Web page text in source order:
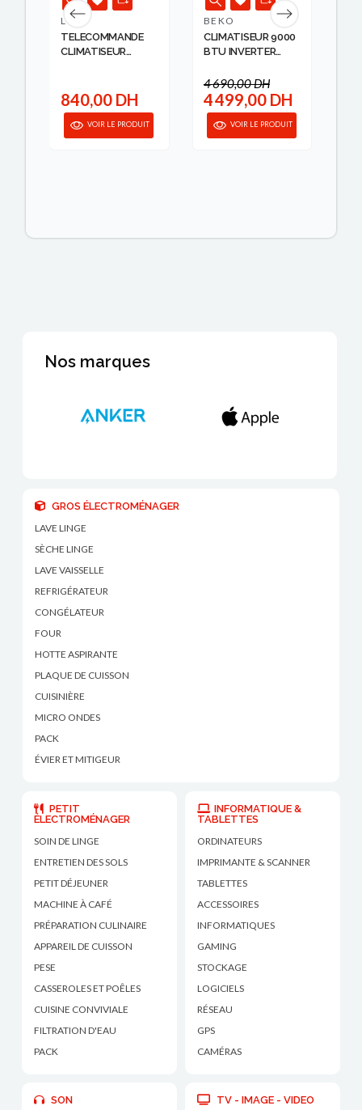
LG
TELECOMMANDE
CLIMATISEUR
840,00 DH
VOIR LE PRODUIT
BEKO
CLIMATISEUR 9000
BTU INVERTER
4 690,00 DH
4 499,00 DH
VOIR LE PRODUIT
Nos marques
GROS ÉLECTROMÉNAGER
LAVE LINGE
SÈCHE LINGE
LAVE VAISSELLE
REFRIGÉRATEUR
CONGÉLATEUR
FOUR
HOTTE ASPIRANTE
PLAQUE DE CUISSON
CUISINIÈRE
MICRO ONDES
PACK
ÉVIER ET MITIGEUR
PETIT
ÉLECTROMÉNAGER
SOIN DE LINGE
ENTRETIEN DES SOLS
PETIT DÉJEUNER
MACHINE À CAFÉ
PRÉPARATION CULINAIRE
APPAREIL DE CUISSON
PESE
CASSEROLES ET POÊLES
CUISINE CONVIVIALE
FILTRATION D'EAU
PACK
INFORMATIQUE &
TABLETTES
ORDINATEURS
IMPRIMANTE & SCANNER
TABLETTES
ACCESSOIRES
INFORMATIQUES
GAMING
STOCKAGE
LOGICIELS
RÉSEAU
GPS
CAMÉRAS
SON
TV - IMAGE - VIDEO